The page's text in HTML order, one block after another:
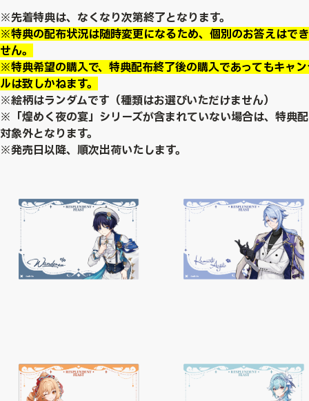
※先着特典は、なくなり次第終了となります。
※特典の配布状況は随時変更になるため、個別のお答えはで
せん。
※特典希望の購入で、特典配布終了後の購入であってもキャ
ルは致しかねます。
※絵柄はランダムです（種類はお選びいただけません）
※「煌めく夜の宴」シリーズが含まれていない場合は、特典
対象外となります。
※発売日以降、順次出荷いたします。